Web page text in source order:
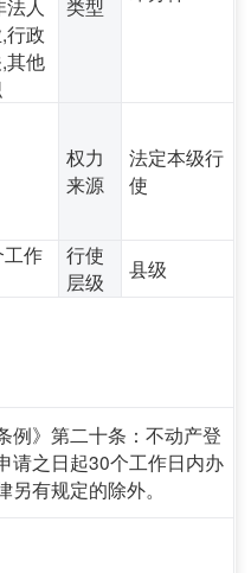
法人
行政
其他
类型
权力
来源
法定本级行
使
作
行使
层级
县级
例》第二十条：不动产登
请之日起30个工作日内办
有规定的除外。